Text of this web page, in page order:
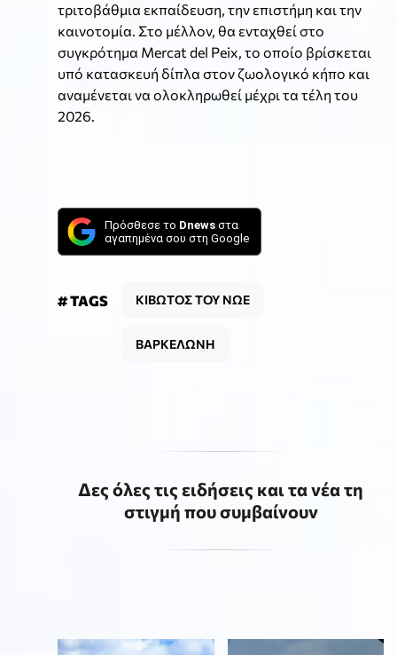
τριτοβάθμια εκπαίδευση, την επιστήμη και την
καινοτομία. Στο μέλλον, θα ενταχθεί στο
συγκρότημα Mercat del Peix, το οποίο βρίσκεται
υπό κατασκευή δίπλα στον ζωολογικό κήπο και
αναμένεται να ολοκληρωθεί μέχρι τα τέλη του
2026.
Πρόσθεσε το Dnews στα
αγαπημένα σου στη Google
# TAGS ΚΙΒΩΤΟΣ ΤΟΥ ΝΩΕ
ΒΑΡΚΕΛΩΝΗ
Δες όλες τις ειδήσεις και τα νέα τη
στιγμή που συμβαίνουν